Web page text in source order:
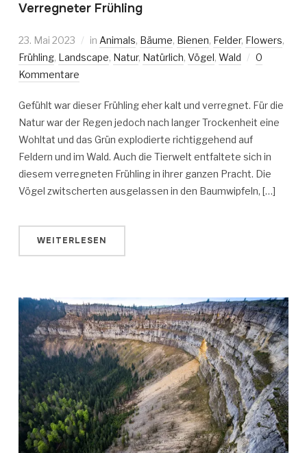
Verregneter Frühling
23. Mai 2023 in Animals, Bäume, Bienen, Felder, Flowers,
Frühling, Landscape, Natur, Natürlich, Vögel, Wald
0
Kommentare
Gefühlt war dieser Frühling eher kalt und verregnet. Für die
Natur war der Regen jedoch nach langer Trockenheit eine
Wohltat und das Grün explodierte richtiggehend auf
Feldern und im Wald. Auch die Tierwelt entfaltete sich in
diesem verregneten Frühling in ihrer ganzen Pracht. Die
Vögel zwitscherten ausgelassen in den Baumwipfeln, […]
WEITERLESEN